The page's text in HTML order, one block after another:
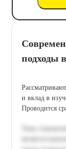
подходы
и вклад в
Проводится